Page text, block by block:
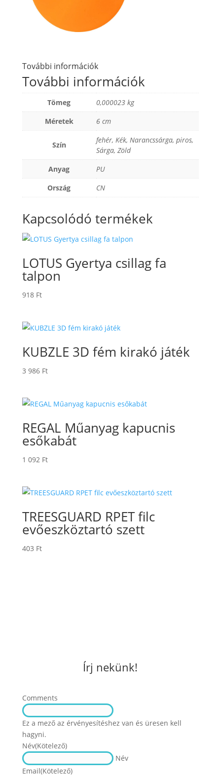
További információk
További információk
Tömeg
0,000023 kg
Méretek
6 cm
Szín
fehér, Kék, Narancssárga, piros,
Sárga, Zöld
Anyag
PU
Ország
CN
Kapcsolódó termékek
LOTUS Gyertya csillag fa
talpon
918 Ft
KUBZLE 3D fém kirakó játék
3 986 Ft
REGAL Műanyag kapucnis
esőkabát
1 092 Ft
TREESGUARD RPET filc
evőeszköztartó szett
403 Ft
Írj nekünk!
Comments
Ez a mező az érvényesítéshez van és üresen kell
hagyni.
Név(Kötelező)
Név
Email(Kötelező)